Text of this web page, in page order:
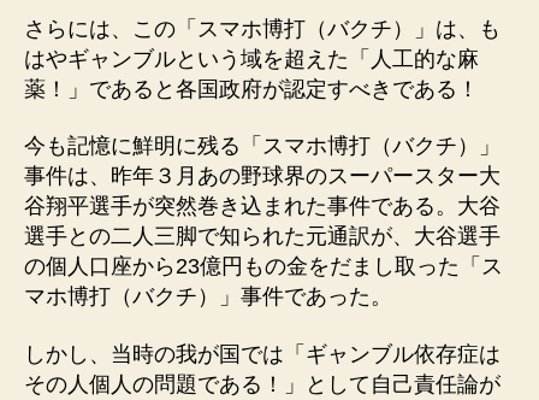
さらには、この「スマホ博打（バクチ）」は、も
はやギャンブルという域を超えた「人工的な麻
薬！」であると各国政府が認定すべきである！
今も記憶に鮮明に残る「スマホ博打（バクチ）」
事件は、昨年３月あの野球界のスーパースター大
谷翔平選手が突然巻き込まれた事件である。大谷
選手との二人三脚で知られた元通訳が、大谷選手
の個人口座から23億円もの金をだまし取った「ス
マホ博打（バクチ）」事件であった。
しかし、当時の我が国では「ギャンブル依存症は
その人個人の問題である！」として自己責任論が